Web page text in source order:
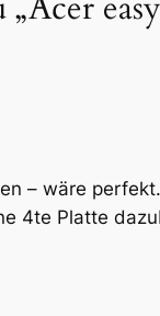
– wäre
4te Platte